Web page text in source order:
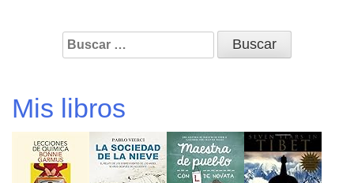
Buscar:
Mis libros